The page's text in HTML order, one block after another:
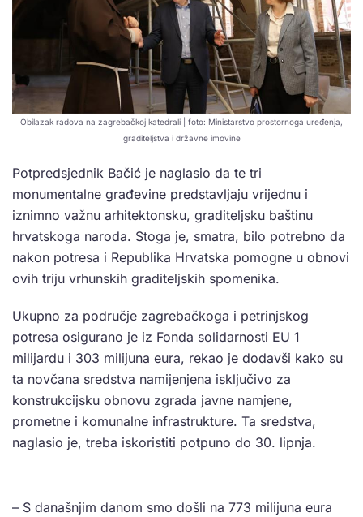
Obilazak radova na zagrebačkoj katedrali | foto: Ministarstvo prostornoga uređenja,
graditeljstva i državne imovine
Potpredsjednik Bačić je naglasio da te tri
monumentalne građevine predstavljaju vrijednu i
iznimno važnu arhitektonsku, graditeljsku baštinu
hrvatskoga naroda. Stoga je, smatra, bilo potrebno da
nakon potresa i Republika Hrvatska pomogne u obnovi
ovih triju vrhunskih graditeljskih spomenika.
Ukupno za područje zagrebačkoga i petrinjskog
potresa osigurano je iz Fonda solidarnosti EU 1
milijardu i 303 milijuna eura, rekao je dodavši kako su
ta novčana sredstva namijenjena isključivo za
konstrukcijsku obnovu zgrada javne namjene,
prometne i komunalne infrastrukture. Ta sredstva,
naglasio je, treba iskoristiti potpuno do 30. lipnja.
– S današnjim danom smo došli na 773 milijuna eura